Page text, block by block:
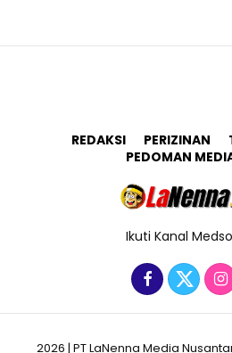
REDAKSI PERIZINAN
PEDOMAN
Ikuti Kanal
2026 | PT LaNenna Media